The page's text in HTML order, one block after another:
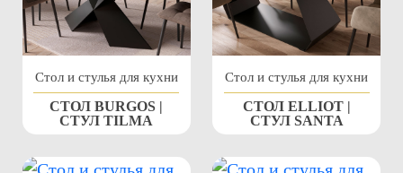
Стол и стулья для кухни
СТОЛ BURGOS |
СТУЛ TILMA
Стол и стулья для кухни
СТОЛ ELLIOT |
СТУЛ SANTA